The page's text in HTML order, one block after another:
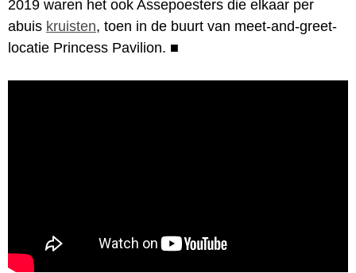
2019 waren het ook Assepoesters die elkaar per
abuis kruisten, toen in de buurt van meet-and-greet-
locatie Princess Pavilion. ■